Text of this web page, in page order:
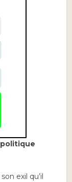
exil qu’il